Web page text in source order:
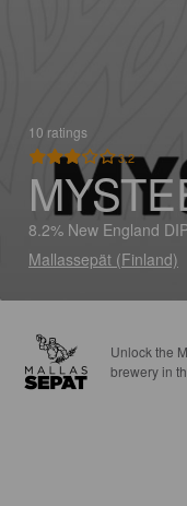
10 ratings
3.2
8.2% New England
Mallassepät (Finland)
Unlock the
brewery in